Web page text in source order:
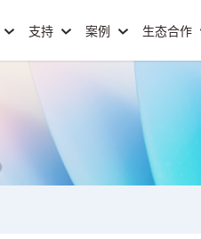
支持 案例 生态合作